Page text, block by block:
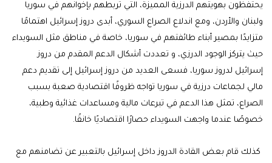
يحتفظون بهويتهم الدرزية المميزة، التي تربطهم بإخوانهم في سوريا
ولبنان والأردن، ومع اندلاع الصراع السوري، أبدى دروز إسرائيل اهتمامًا
متزايدًا بمصير أبناء طائفتهم في سوريا، خاصة في مناطق مثل السويداء
حيث يتركز الوجود الدرزي، و تعددت أشكال الدعم المقدم من دروز
إسرائيل لدروز سوريا، فسعى العديد من دروز إسرائيل إلى تقديم دعم
مالي لجماعات درزية في سوريا تواجه ظروفًا اقتصادية صعبة بسبب
الصراع، تمثل هذا الدعم في تبرعات مالية ومساعدات غذائية وطبية،
خصوصًا عندما واجهت السويداء حصارًا اقتصاديًا خانقًا.
كذلك قام بعض القادة الدروز داخل إسرائيل بالتعبير عن تضامنهم مع